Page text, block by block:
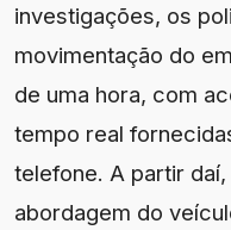
investigações, os
movimentação do
de uma hora, com
tempo real
telefone. A partir
abordagem do